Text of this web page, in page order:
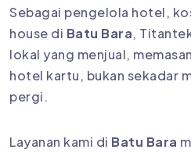
Sebagai pengelola hotel,
house di Batu Bara,
lokal yang menjual,
hotel kartu, bukan sekadar
pergi.
Layanan kami di Batu Bara